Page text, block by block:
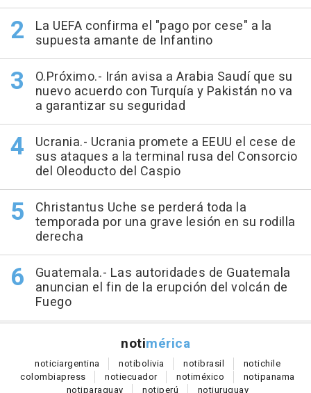
La UEFA confirma el "pago por cese" a la
supuesta amante de Infantino
O.Próximo.- Irán avisa a Arabia Saudí que su
nuevo acuerdo con Turquía y Pakistán no va
a garantizar su seguridad
Ucrania.- Ucrania promete a EEUU el cese de
sus ataques a la terminal rusa del Consorcio
del Oleoducto del Caspio
Christantus Uche se perderá toda la
temporada por una grave lesión en su rodilla
derecha
Guatemala.- Las autoridades de Guatemala
anuncian el fin de la erupción del volcán de
Fuego
notimérica
noticiargentina notibolivia notibrasil notichile
colombiapress notiecuador notiméxico notipanama
notiparaguay notiperú notiuruguay